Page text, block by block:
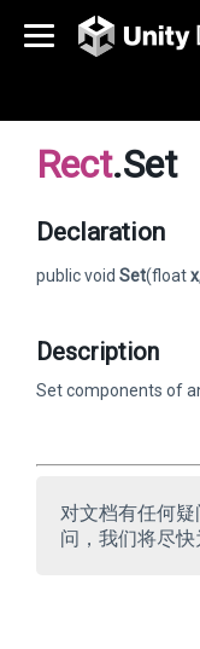
Rect.Set
Declaration
public void Set(floatx
Description
Set components of
对文档有任何
问，我们将尽